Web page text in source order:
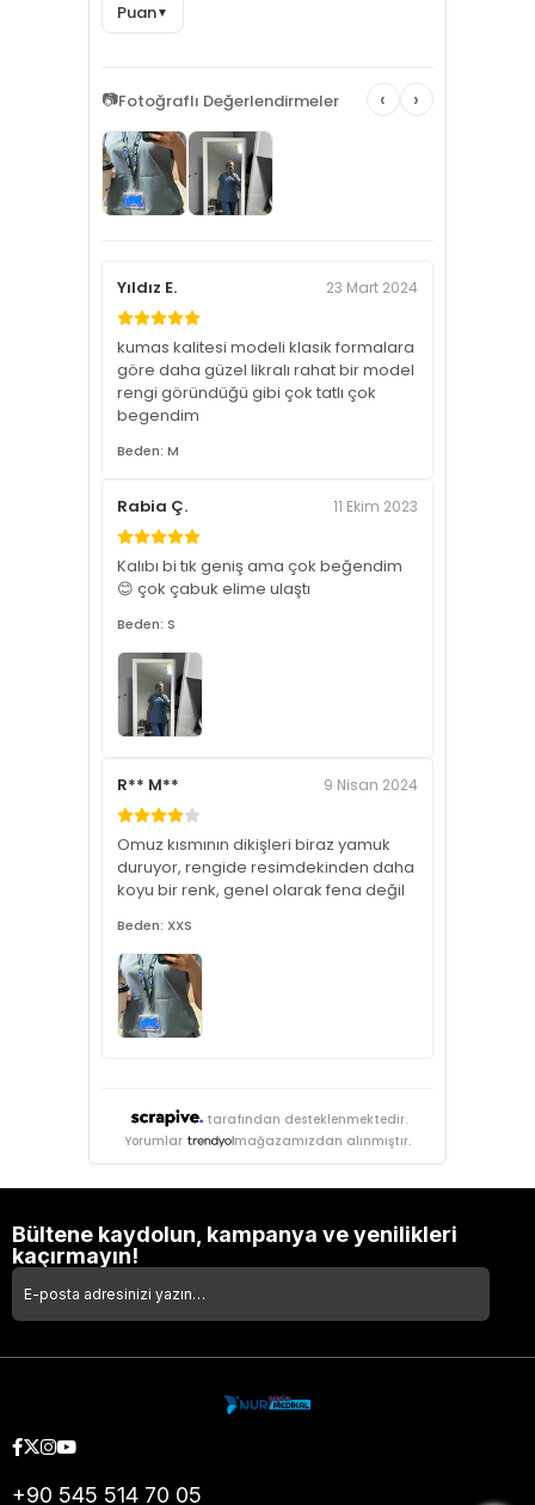
Puan▼
📷Fotoğraflı Değerlendirmeler ‹ ›
Yıldız E. 23 Mart 2024
kumas kalitesi modeli klasik formalara
göre daha güzel likralı rahat bir model
rengi göründüğü gibi çok tatlı çok
begendim
Beden: M
Rabia Ç. 11 Ekim 2023
Kalıbı bi tık geniş ama çok beğendim
😊 çok çabuk elime ulaştı
Beden: S
R** M** 9 Nisan 2024
Omuz kısmının dikişleri biraz yamuk
duruyor, rengide resimdekinden daha
koyu bir renk, genel olarak fena değil
Beden: XXS
tarafından desteklenmektedir.
Yorumlar
mağazamızdan alınmıştır.
Bültene kaydolun, kampanya ve yenilikleri
kaçırmayın!
+90 545 514 70 05